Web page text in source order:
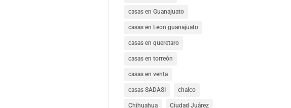
casas en Guanajuato
casas en Leon guanajuato
casas en queretaro
casas en torreón
casas en venta
casas SADASI chalco
Chihuahua Ciudad Juárez